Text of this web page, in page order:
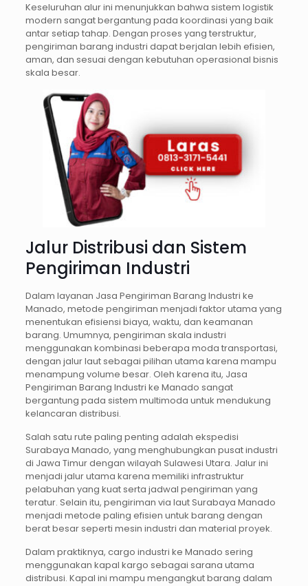
Keseluruhan alur ini menunjukkan bahwa sistem logistik
modern sangat bergantung pada koordinasi yang baik
antar setiap tahap. Dengan proses yang terstruktur,
pengiriman barang industri dapat berjalan lebih efisien,
aman, dan sesuai dengan kebutuhan operasional bisnis
skala besar.
Jalur Distribusi dan Sistem
Pengiriman Industri
Dalam layanan Jasa Pengiriman Barang Industri ke
Manado, metode pengiriman menjadi faktor utama yang
menentukan efisiensi biaya, waktu, dan keamanan
barang. Umumnya, pengiriman skala industri
menggunakan kombinasi beberapa moda transportasi,
dengan jalur laut sebagai pilihan utama karena mampu
menampung volume besar. Oleh karena itu, Jasa
Pengiriman Barang Industri ke Manado sangat
bergantung pada sistem multimoda untuk mendukung
kelancaran distribusi.
Salah satu rute paling penting adalah ekspedisi
Surabaya Manado, yang menghubungkan pusat industri
di Jawa Timur dengan wilayah Sulawesi Utara. Jalur ini
menjadi jalur utama karena memiliki infrastruktur
pelabuhan yang kuat serta jadwal pengiriman yang
teratur. Selain itu, pengiriman via laut Surabaya Manado
menjadi metode paling efisien untuk barang dengan
berat besar seperti mesin industri dan material proyek.
Dalam praktiknya, cargo industri ke Manado sering
menggunakan kapal kargo sebagai sarana utama
distribusi. Kapal ini mampu mengangkut barang dalam